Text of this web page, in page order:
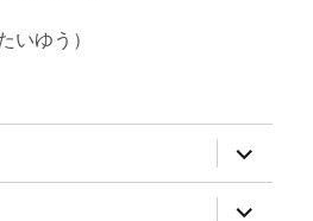
いゆう）
ブ
メ
ニ